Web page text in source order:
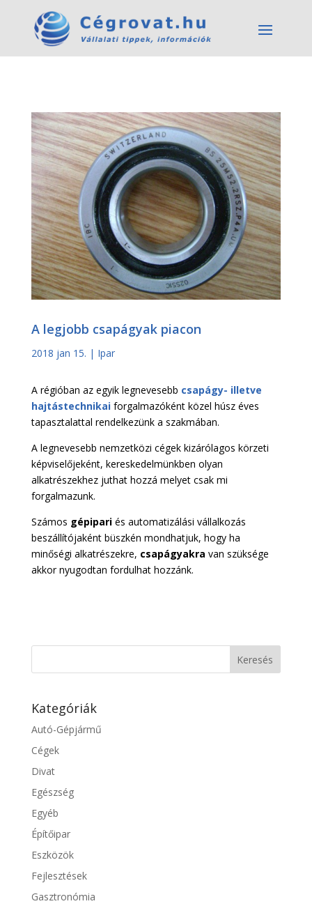
A legjobb csapágyak piacon
2018 jan 15. | Ipar
A régióban az egyik legnevesebb csapágy- illetve
hajtástechnikai forgalmazóként közel húsz éves
tapasztalattal rendelkezünk a szakmában.
A legnevesebb nemzetközi cégek kizárólagos körzeti
képviselőjeként, kereskedelmünkben olyan
alkatrészekhez juthat hozzá melyet csak mi
forgalmazunk.
Számos gépipariés automatizálási vállalkozás
beszállítójaként büszkén mondhatjuk, hogy ha
minőségi alkatrészekre, csapágyakra van szüksége
akkor nyugodtan fordulhat hozzánk.
Kategóriák
Autó-Gépjármű
Cégek
Divat
Egészség
Egyéb
Építőipar
Eszközök
Fejlesztések
Gasztronómia